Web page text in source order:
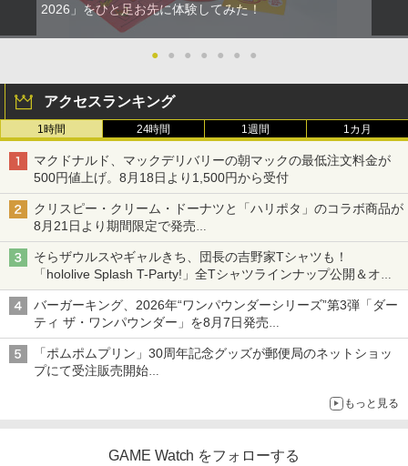
2026」をひと足お先に体験してみた！
● ● ● ● ● ● ●
アクセスランキング
1時間 24時間 1週間 1カ月
マクドナルド、マックデリバリーの朝マックの最低注文料金が
500円値上げ。8月18日より1,500円から受付
クリスピー・クリーム・ドーナツと「ハリポタ」のコラボ商品が
8月21日より期間限定で発売
組分け帽子ドーナツなど見た目も楽しい商品が登場
そらザウルスやギャルきち、団長の吉野家Tシャツも！
「hololive Splash T-Party!」全Tシャツラインナップ公開＆オン
ライン販売開始
バーガーキング、2026年“ワンパウンダーシリーズ”第3弾「ダー
ティ ザ・ワンパウンダー」を8月7日発売
「特製ガーリックマヨソース」を使用した超大型チーズバーガー
「ポムポムプリン」30周年記念グッズが郵便局のネットショッ
プにて受注販売開始
もっと見る
GAME Watch をフォローする